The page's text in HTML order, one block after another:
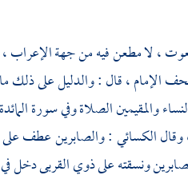
، لا مطعن فيه من جهة
الإمام ، قال : والدليل على ذلك
والمقيمين الصلاة وفي سورة المائدة
الكسائي: والصابرين عطف على
ونسقته على ذوي القربى